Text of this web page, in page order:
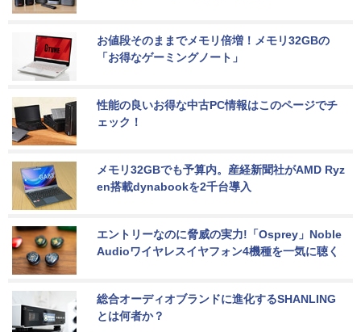
お値段そのままでメモリ倍増！メモリ32GBの
「お得なゲーミングノート」
性能の良いお得な中古PC情報はこのページでチ
ェック！
メモリ32GBでも予算内。産経新聞社がAMD Ryz
en搭載dynabookを2千台導入
エントリーなのに脅威の実力!「Osprey」Noble
Audioワイヤレスイヤフォン4機種を一気に聴く
総合オーディオブランドに進化するSHANLING
とは何者か？